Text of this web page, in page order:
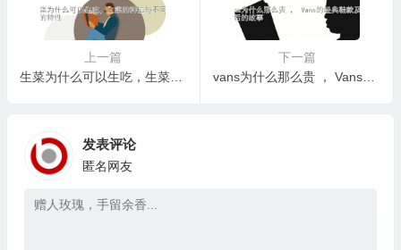
上一篇
生菜为什么可以生吃，生菜的种植与不同品种的特性
下一篇
vans为什么那么贵 ， Vans的经典鞋款及其背后的故事
发表评论
匿名网友